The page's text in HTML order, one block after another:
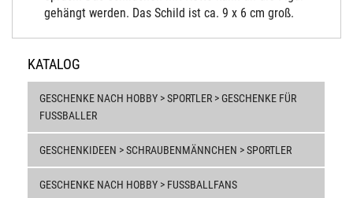
gehängt werden. Das Schild ist ca. 9 x 6 cm groß.
KATALOG
GESCHENKE NACH HOBBY > SPORTLER > GESCHENKE FÜR
FUSSBALLER
GESCHENKIDEEN > SCHRAUBENMÄNNCHEN > SPORTLER
GESCHENKE NACH HOBBY > FUSSBALLFANS